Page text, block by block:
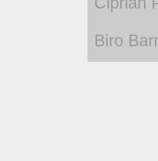
Biro